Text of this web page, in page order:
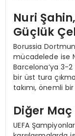
Nuri
Güçlük
Borussia
mücadelede ise
Barcelona’ya 3-
bir üst tura
takımı, önemli
Diğer Maç
UEFA